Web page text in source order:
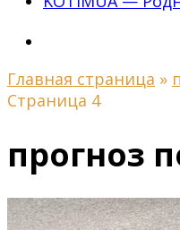
Главная страница »
Страница 4
прогноз